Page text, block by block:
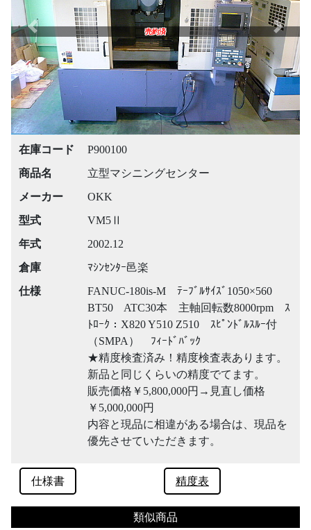
売約済
Previous Next
在庫コード
P900100
商品名
立型マシニングセンター
メーカー
OKK
型式
VM5Ⅱ
年式
2002.12
倉庫
ﾏｼﾝｾﾝﾀｰ邑楽
仕様
FANUC-180is-M ﾃｰﾌﾞﾙｻｲｽﾞ1050×560
BT50 ATC30本 主軸回転数8000rpm ｽ
ﾄﾛｰｸ：X820 Y510 Z510 ｽﾋﾟﾝﾄﾞﾙｽﾙｰ付
（SMPA） ﾌｨｰﾄﾞﾊﾞｯｸ
★精度検査済み！精度検査表あります。
新品と同じくらいの精度でてます。
販売価格￥5,800,000円→見直し価格
￥5,000,000円
内容と現品に相違がある場合は、現品を
優先させていただきます。
仕様書 精度表
類似商品